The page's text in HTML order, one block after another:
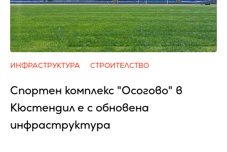
ИНФРАСТРУКТУРА СТРОИТЕЛСТВО
Спортен комплекс "Осогово" в
Кюстендил е с обновена
инфраструктура